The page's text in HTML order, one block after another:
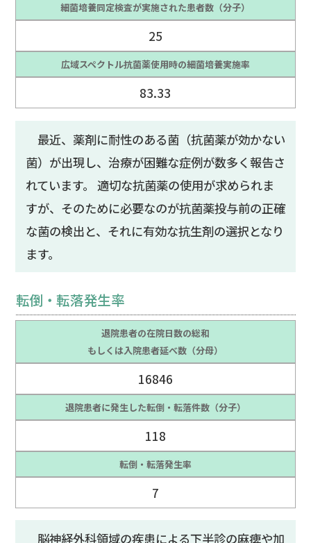
細菌培養同定検査が実施された患者数（分子）
25
広域スペクトル抗菌薬使用時の細菌培養実施率
83.33
最近、薬剤に耐性のある菌（抗菌薬が効かない
菌）が出現し、治療が困難な症例が数多く報告さ
れています。 適切な抗菌薬の使用が求められま
すが、そのために必要なのが抗菌薬投与前の正確
な菌の検出と、それに有効な抗生剤の選択となり
ます。
転倒・転落発生率
退院患者の在院日数の総和
もしくは入院患者延べ数（分母）
16846
退院患者に発生した転倒・転落件数（分子）
118
転倒・転落発生率
7
脳神経外科領域の疾患による下半診の麻痺や加